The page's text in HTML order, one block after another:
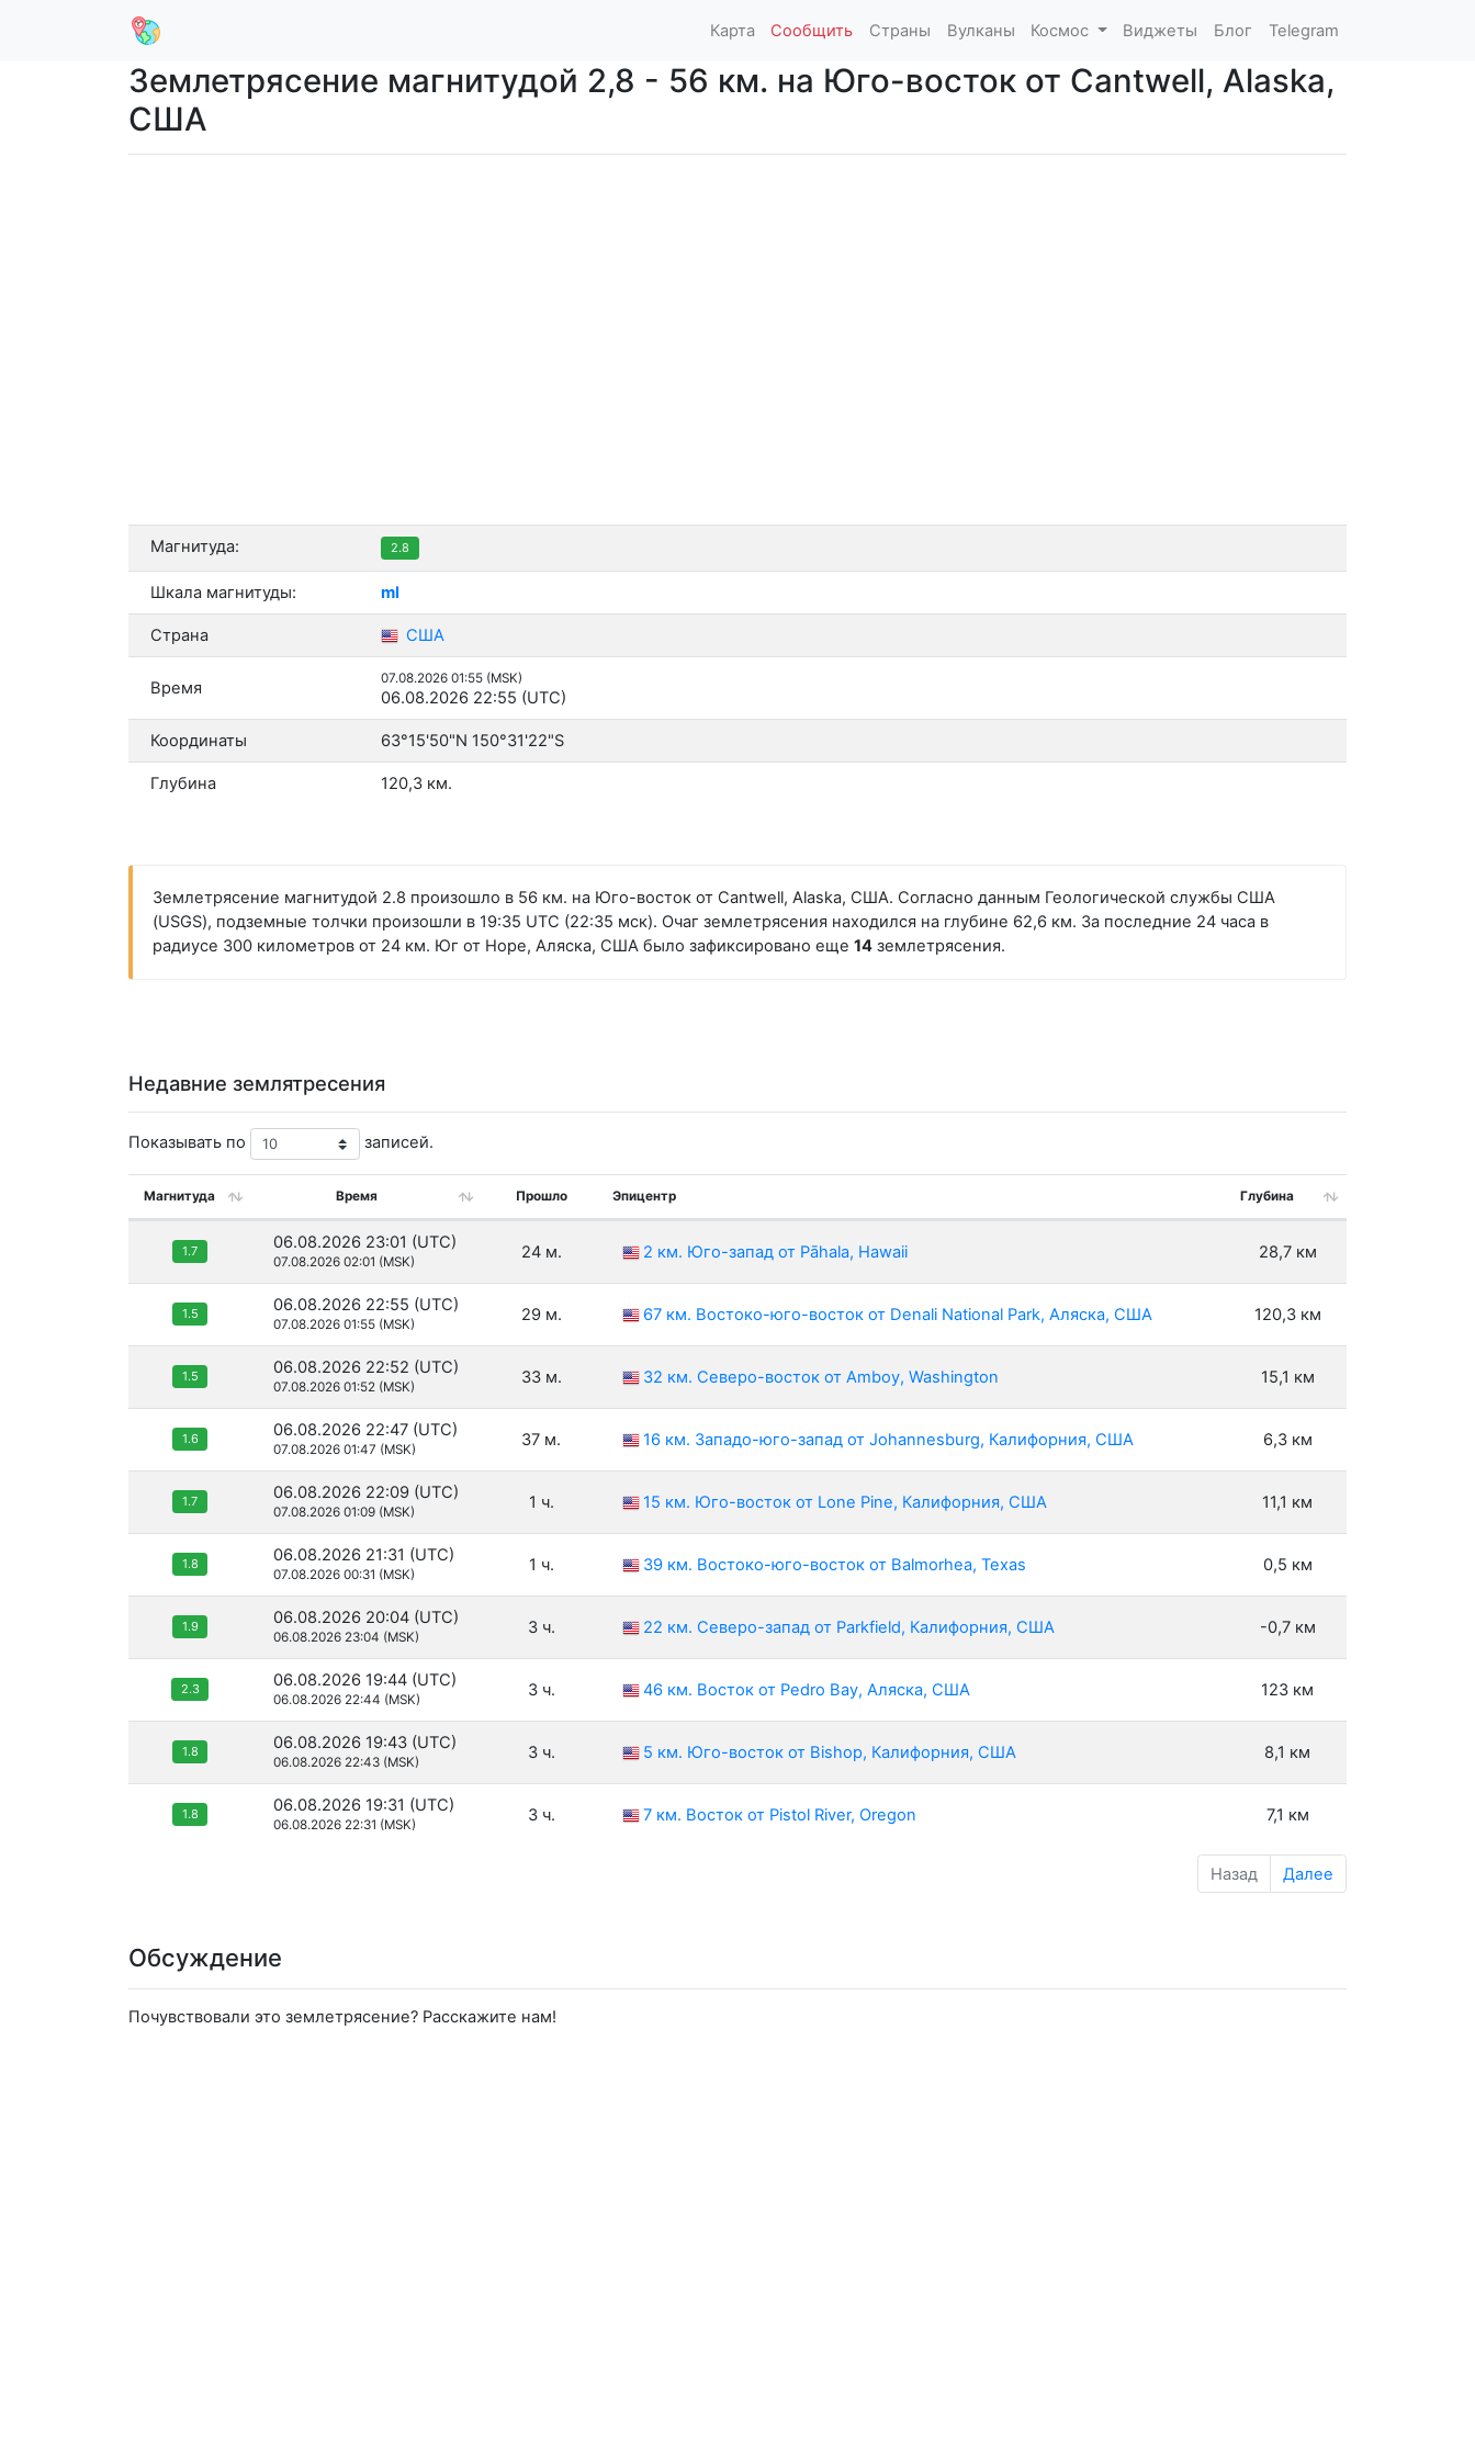
Карта Сообщить Страны Вулканы Космос Виджеты Блог Telegram
Землетрясение магнитудой 2,8 - 56 км. на Юго-восток от Cantwell, Alaska,
США
Магнитуда: 2.8
Шкала магнитуды: ml
Страна США
Время 07.08.2026 01:55 (MSK)
06.08.2026 22:55 (UTC)
Координаты 63°15'50"N 150°31'22"S
Глубина 120,3 км.
Землетрясение магнитудой 2.8 произошло в 56 км. на Юго-восток от Cantwell, Alaska, США. Согласно данным Геологической службы США
(USGS), подземные толчки произошли в 19:35 UTC (22:35 мск). Очаг землетрясения находился на глубине 62,6 км. За последние 24 часа в
радиусе 300 километров от 24 км. Юг от Hope, Аляска, США было зафиксировано еще 14землетрясения.
Недавние землятресения
Показывать по записей.
Магнитуда Время Прошло Эпицентр Глубина
1.7 06.08.2026 23:01 (UTC)
07.08.2026 02:01 (MSK) 24 м. 2 км. Юго-запад от Pāhala, Hawaii 28,7 км
1.5 06.08.2026 22:55 (UTC)
07.08.2026 01:55 (MSK) 29 м. 67 км. Востоко-юго-восток от Denali National Park, Аляска, США 120,3 км
1.5 06.08.2026 22:52 (UTC)
07.08.2026 01:52 (MSK) 33 м. 32 км. Северо-восток от Amboy, Washington 15,1 км
1.6 06.08.2026 22:47 (UTC)
07.08.2026 01:47 (MSK) 37 м. 16 км. Западо-юго-запад от Johannesburg, Калифорния, США 6,3 км
1.7 06.08.2026 22:09 (UTC)
07.08.2026 01:09 (MSK) 1 ч. 15 км. Юго-восток от Lone Pine, Калифорния, США 11,1 км
1.8 06.08.2026 21:31 (UTC)
07.08.2026 00:31 (MSK) 1 ч. 39 км. Востоко-юго-восток от Balmorhea, Texas 0,5 км
1.9 06.08.2026 20:04 (UTC)
06.08.2026 23:04 (MSK) 3 ч. 22 км. Северо-запад от Parkfield, Калифорния, США -0,7 км
2.3 06.08.2026 19:44 (UTC)
06.08.2026 22:44 (MSK) 3 ч. 46 км. Восток от Pedro Bay, Аляска, США 123 км
1.8 06.08.2026 19:43 (UTC)
06.08.2026 22:43 (MSK) 3 ч. 5 км. Юго-восток от Bishop, Калифорния, США 8,1 км
1.8 06.08.2026 19:31 (UTC)
06.08.2026 22:31 (MSK) 3 ч. 7 км. Восток от Pistol River, Oregon 7,1 км
Назад Далее
Обсуждение
Почувствовали это землетрясение? Расскажите нам!